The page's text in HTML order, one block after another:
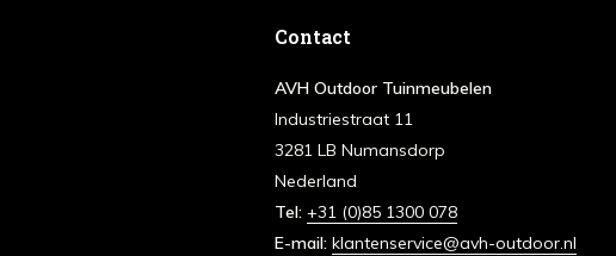
Contact
AVH Outdoor Tuinmeubelen
Industriestraat 11
3281 LB Numansdorp
Nederland
Tel: +31 (0)85 1300 078
E-mail: klantenservice@avh-outdoor.nl